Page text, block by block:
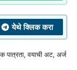
येथे क्लिक करा
पात्रता, वयाची अट, अर्ज